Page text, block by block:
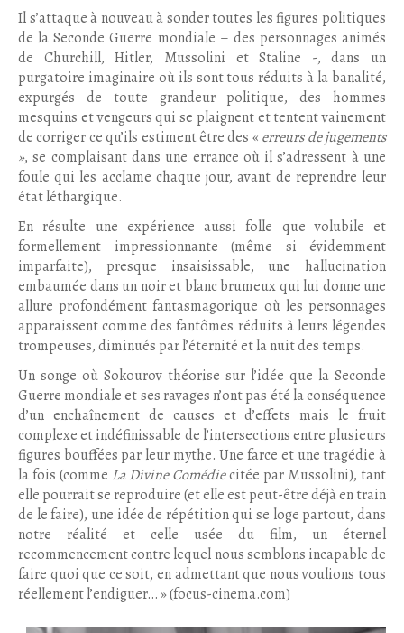
Il s’attaque à nouveau à sonder toutes les figures politiques
de la Seconde Guerre mondiale – des personnages animés
de Churchill, Hitler, Mussolini et Staline -, dans un
purgatoire imaginaire où ils sont tous réduits à la banalité,
expurgés de toute grandeur politique, des hommes
mesquins et vengeurs qui se plaignent et tentent vainement
de corriger ce qu’ils estiment être des « erreurs de jugements
», se complaisant dans une errance où il s’adressent à une
foule qui les acclame chaque jour, avant de reprendre leur
état léthargique.
En résulte une expérience aussi folle que volubile et
formellement impressionnante (même si évidemment
imparfaite), presque insaisissable, une hallucination
embaumée dans un noir et blanc brumeux qui lui donne une
allure profondément fantasmagorique où les personnages
apparaissent comme des fantômes réduits à leurs légendes
trompeuses, diminués par l’éternité et la nuit des temps.
Un songe où Sokourov théorise sur l’idée que la Seconde
Guerre mondiale et ses ravages n’ont pas été la conséquence
d’un enchaînement de causes et d’effets mais le fruit
complexe et indéfinissable de l’intersections entre plusieurs
figures bouffées par leur mythe. Une farce et une tragédie à
la fois (comme La Divine Comédiecitée par Mussolini), tant
elle pourrait se reproduire (et elle est peut-être déjà en train
de le faire), une idée de répétition qui se loge partout, dans
notre réalité et celle usée du film, un éternel
recommencement contre lequel nous semblons incapable de
faire quoi que ce soit, en admettant que nous voulions tous
réellement l’endiguer… » (focus-cinema.com)